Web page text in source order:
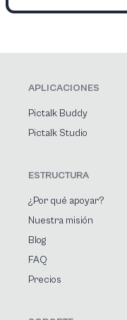
APLICACIONES
Pictalk Buddy
Pictalk Studio
ESTRUCTURA
¿Por qué apoyar?
Nuestra misión
Blog
FAQ
Precios